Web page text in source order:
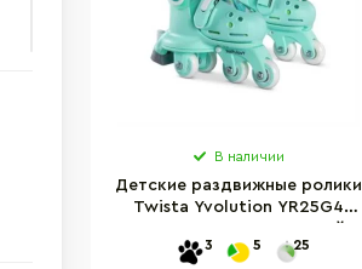
В наличии
Детские раздвижные ролики
Twista Yvolution YR25G4
3 5 25